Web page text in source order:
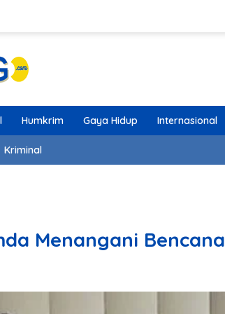
Humkrim Gaya Hidup Internasional
Kriminal
Menangani Bencana